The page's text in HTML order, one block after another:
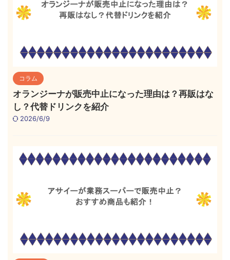
コラム
オランジーナが販売中止になった理由は？再販はな
し？代替ドリンクを紹介
2026/6/9